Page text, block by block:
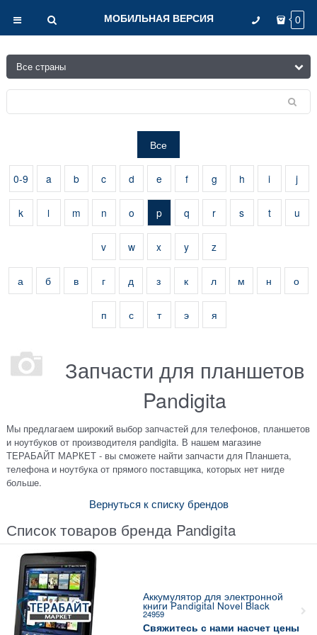
МОБИЛЬНАЯ ВЕРСИЯ 0
Все
0-9 a b c d e f g h i j
k l m n o p q r s t u
v w x y z
а б в г д з к л м н о
п с т э я
Запчасти для планшетов
Pandigita
Мы предлагаем широкий выбор запчастей для телефонов, планшетов
и ноутбуков от производителя pandigita. В нашем магазине
ТЕРАБАЙТ МАРКЕТ - вы сможете найти запчасти для Планшета,
телефона и ноутбука от прямого поставщика, которых нет нигде
больше.
Вернуться к списку брендов
Список товаров бренда Pandigita
Аккумулятор для электронной
книги Pandigital Novel Black
24959
Свяжитесь с нами насчет цены